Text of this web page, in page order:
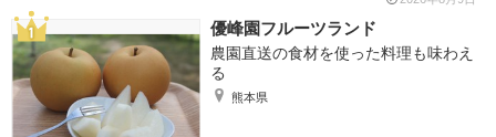
優峰園フルーツランド
農園直送の食材を使った料理も味わえ
る
熊本県